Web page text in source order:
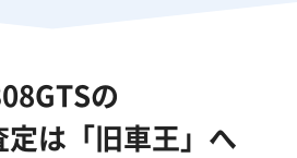
の
定は「旧車王」へ